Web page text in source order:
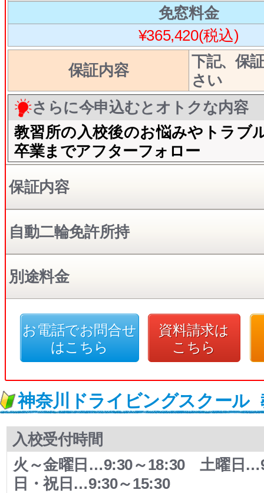
免窓料金
¥365,420(税込)
保証内容
下記、保
さい
さらに今申込むとオトクな内容
教習所の入校後のお悩みやトラブ
卒業までアフターフォロー
保証内容
自動二輪免許所持
別途料金
お電話でお問合せ
はこちら
資料請求は
こちら
神奈川ドライビングスクール
入校受付時間
火～金曜日…9:30～18:30 土曜日
日・祝日…9:30～15:30